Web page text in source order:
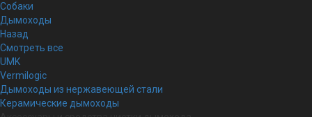
Собаки
Дымоходы
Назад
Смотреть все
UMK
Vermilogic
Дымоходы из нержавеющей стали
Керамические дымоходы